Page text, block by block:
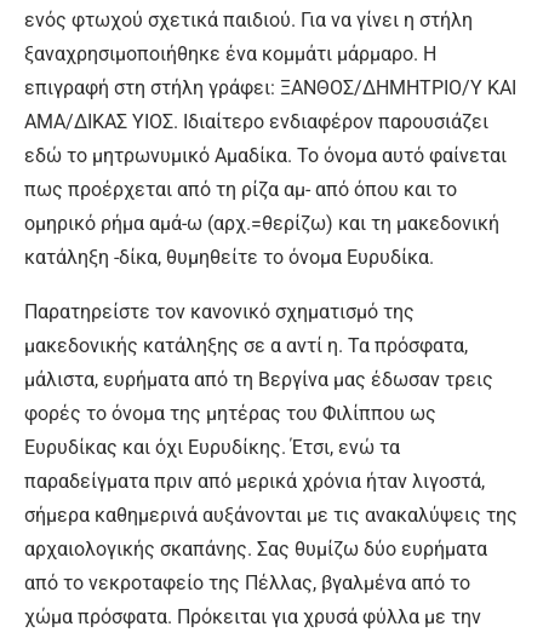
ενός φτωχού σχετικά παιδιού. Για να γίνει η στήλη
ξαναχρησιμοποιήθηκε ένα κομμάτι μάρμαρο. Η
επιγραφή στη στήλη γράφει: ΞΑΝΘΟΣ/ΔΗΜΗΤΡΙΟ/Υ ΚΑΙ
ΑΜΑ/ΔΙΚΑΣ ΥΙΟΣ. Ιδιαίτερο ενδιαφέρον παρουσιάζει
εδώ το μητρωνυμικό Αμαδίκα. Το όνομα αυτό φαίνεται
πως προέρχεται από τη ρίζα αμ- από όπου και το
ομηρικό ρήμα αμά-ω (αρχ.=θερίζω) και τη μακεδονική
κατάληξη -δίκα, θυμηθείτε το όνομα Ευρυδίκα.
Παρατηρείστε τον κανονικό σχηματισμό της
μακεδονικής κατάληξης σε α αντί η. Τα πρόσφατα,
μάλιστα, ευρήματα από τη Βεργίνα μας έδωσαν τρεις
φορές το όνομα της μητέρας του Φιλίππου ως
Ευρυδίκας και όχι Ευρυδίκης. Έτσι, ενώ τα
παραδείγματα πριν από μερικά χρόνια ήταν λιγοστά,
σήμερα καθημερινά αυξάνονται με τις ανακαλύψεις της
αρχαιολογικής σκαπάνης. Σας θυμίζω δύο ευρήματα
από το νεκροταφείο της Πέλλας, βγαλμένα από το
χώμα πρόσφατα. Πρόκειται για χρυσά φύλλα με την